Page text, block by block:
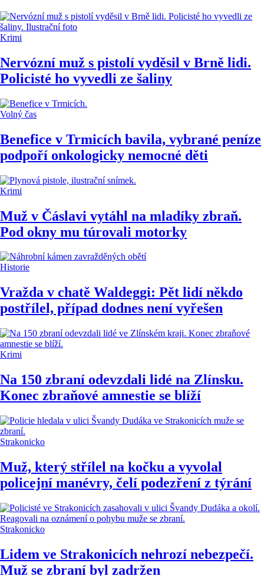
Krimi
Nervózní muž s pistolí vyděsil v Brně lidi.
Policisté ho vyvedli ze šaliny
Volný čas
Benefice v Trmicích bavila, vybrané peníze
podpoří onkologicky nemocné děti
Krimi
Muž v Čáslavi vytáhl na mladíky zbraň.
Pod okny mu túrovali motorky
Historie
Vražda v chatě Waldeggi: Pět lidí někdo
postřílel, případ dodnes není vyřešen
Krimi
Na 150 zbraní odevzdali lidé na Zlínsku.
Konec zbraňové amnestie se blíží
Strakonicko
Muž, který střílel na kočku a vyvolal
policejní manévry, čelí podezření z týrání
Strakonicko
Lidem ve Strakonicích nehrozí nebezpečí.
Muž se zbraní byl zadržen